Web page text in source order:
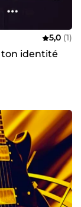
5,0 (1)
ton identité